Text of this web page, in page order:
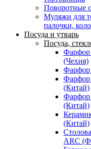
Поворотные
Муляжи для
палочки,
Посуда и утварь
Посуда,
Фарфор
(Чехия)
Фарфор
(Китай)
Фарфор
(Китай)
(Китай)
ARC